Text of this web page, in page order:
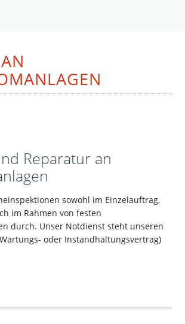
Reparatur an
sowohl im Einzelauftrag,
im Rahmen von festen
durch. Unser Notdienst steht unseren
oder Instandhaltungsvertrag)